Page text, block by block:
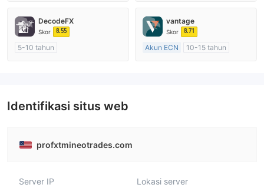
Market Maker (MM)
Lisensi Penuh MT4
Market Maker (MM)
Lisensi Penuh MT4
DecodeFX
Skor 8.55
5-10 tahun
vantage
Skor 8.71
Akun ECN
10-15 tahun
Identifikasi situs web
profxtmineotrades.com
Server IP
Lokasi server